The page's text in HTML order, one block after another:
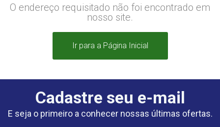
O endereço requisitado não foi encontrado em
nosso site.
Ir para a Página Inicial
Cadastre seu e-mail
E seja o primeiro a conhecer nossas últimas ofertas.